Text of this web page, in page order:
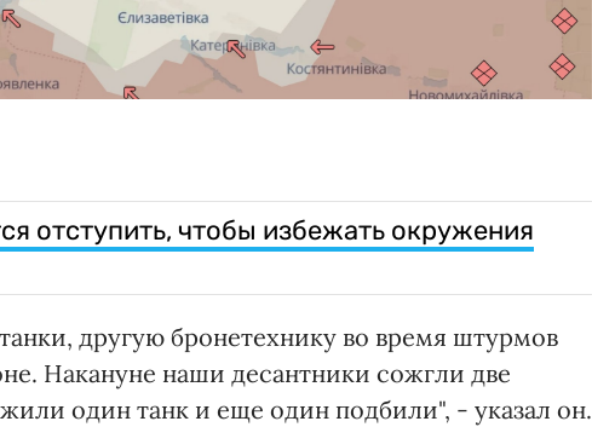
отступить, чтобы избежать окружения
другую бронетехнику во время штурмов
Накануне наши десантники сожгли две
один танк и еще один подбили", - указал он.